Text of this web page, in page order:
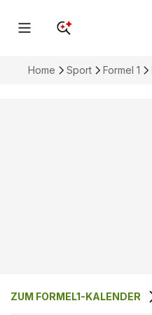
Home Sport Formel 1
ZUM FORMEL1-KALENDER